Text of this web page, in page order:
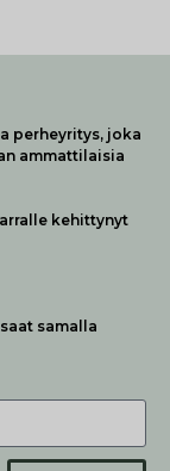
perheyritys, joka
ammattilaisia
kehittynyt
samalla